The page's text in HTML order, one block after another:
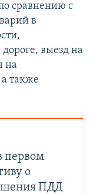
сравнению с
в
выезд на
на
также
первом
о
ПДД